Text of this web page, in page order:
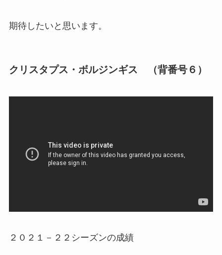
期待したいと思います。
クリスタプス・ボルジンギス （背番号６）
２０２１－２２シーズンの成績